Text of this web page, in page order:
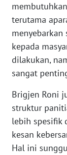
terutama
kepada
dilakukan,
sangat
Brigjen Roni
struktur
lebih spesifik
kesan
Hal ini
WN
NUSANTARA
WN
JOGJA
JATIM
WN
BALI